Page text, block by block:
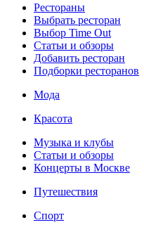
Рестораны
Выбрать ресторан
Выбор Time Out
Статьи и обзоры
Добавить ресторан
Подборки ресторанов
Мода
Красота
Музыка и клубы
Статьи и обзоры
Концерты в Москве
Путешествия
Спорт